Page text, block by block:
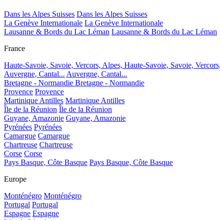
Dans les Alpes Suisses Dans les Alpes Suisses
La Genève Internationale La Genève Internationale
Lausanne & Bords du Lac Léman Lausanne & Bords du Lac Léman
France
Haute-Savoie, Savoie, Vercors, Alpes, Haute-Savoie, Savoie,
Auvergne, Cantal... Auvergne, Cantal...
Bretagne - Normandie Bretagne - Normandie
Provence Provence
Martinique Antilles Martinique Antilles
Île de la Réunion Île de la Réunion
Guyane, Amazonie Guyane, Amazonie
Pyrénées Pyrénées
Camargue Camargue
Chartreuse Chartreuse
Corse Corse
Pays Basque, Côte Basque Pays Basque, Côte Basque
Europe
Monténégro Monténégro
Portugal Portugal
Espagne Espagne